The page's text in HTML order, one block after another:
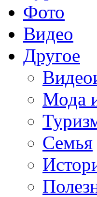
Фото
Видео
Другое
Мода
Семья